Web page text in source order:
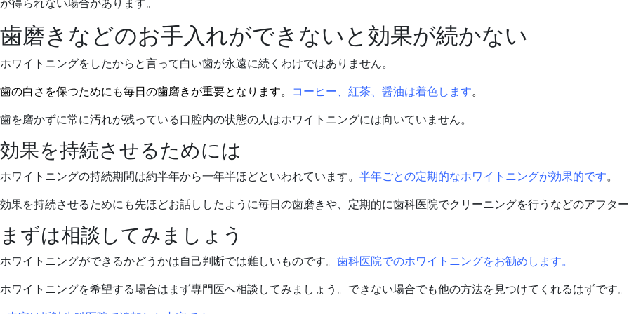
が得られない場合があります。
歯磨きなどのお手入れができないと効果が続かない
ホワイトニングをしたからと言って白い歯が永遠に続くわけではありません。
歯の白さを保つためにも毎日の歯磨きが重要となります。 コーヒー、紅茶、醤油は着色します。
歯を磨かずに常に汚れが残っている口腔内の状態の人はホワイトニングには向いていません。
効果を持続させるためには
ホワイトニングの持続期間は約半年から一年半ほどといわれています。 半年ごとの定期的なホワイトニングが効果的です。
効果を持続させるためにも先ほどお話ししたように毎日の歯磨きや、定期的に歯科医院でクリーニングを行うなどのアフター
まずは相談してみましょう
ホワイトニングができるかどうかは自己判断では難しいものです。 歯科医院でのホワイトニングをお勧めします。
ホワイトニングを希望する場合はまず専門医へ相談してみましょう。できない場合でも他の方法を見つけてくれるはずです。